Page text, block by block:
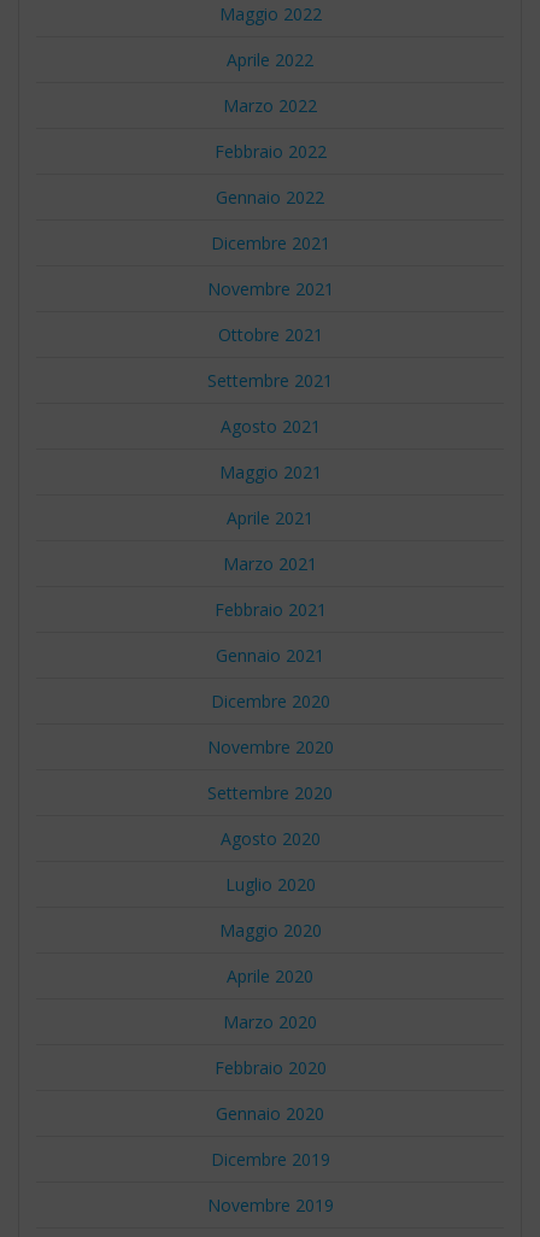
Maggio 2022
Aprile 2022
Marzo 2022
Febbraio 2022
Gennaio 2022
Dicembre 2021
Novembre 2021
Ottobre 2021
Settembre 2021
Agosto 2021
Maggio 2021
Aprile 2021
Marzo 2021
Febbraio 2021
Gennaio 2021
Dicembre 2020
Novembre 2020
Settembre 2020
Agosto 2020
Luglio 2020
Maggio 2020
Aprile 2020
Marzo 2020
Febbraio 2020
Gennaio 2020
Dicembre 2019
Novembre 2019